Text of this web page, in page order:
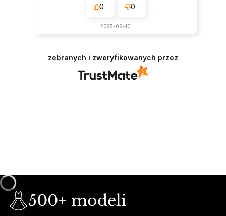
0 0
2025-06-10
zebranych i zweryfikowanych przez
500+ modeli